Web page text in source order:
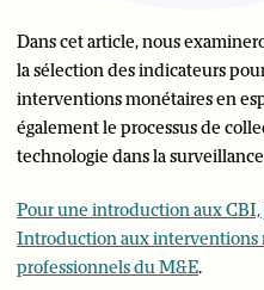
Dans cet article, nous
la sélection des indicateurs
interventions monétaires en
également le processus de
technologie dans la
Pour une introduction aux
Introduction aux interventions
professionnels du M&E.